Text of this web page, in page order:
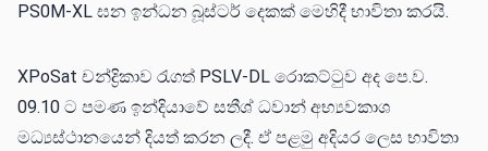
PS0M-XL ඝන ඉන්ධන බූස්ටර් දෙකක් මෙහිදී භාවිතා කරයි.
XPoSat චන්ද්‍රිකාව රැගත් PSLV-DL රොකට්ටුව අද පෙ.ව.
09.10 ට පමණ ඉන්දියාවේ සතීශ් ධවාන් අභ්‍යවකාශ
මධ්‍යස්ථානයෙන් දියත් කරන ලදී. ඒ පළමු අදියර ලෙස භාවිතා